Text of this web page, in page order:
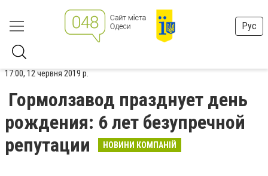
Рус
17:00, 12 червня 2019 р.
Гормолзавод празднует день
рождения: 6 лет безупречной
репутации
НОВИНИ КОМПАНІЙ